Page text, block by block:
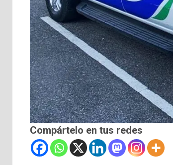
Compártelo en tus redes